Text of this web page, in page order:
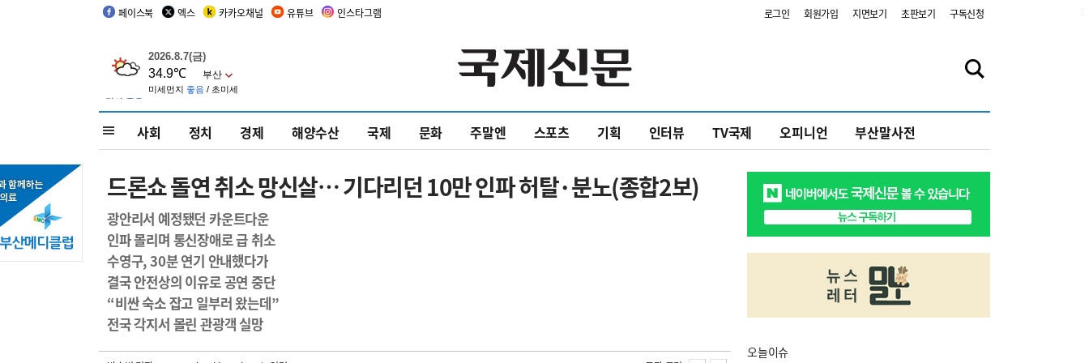
페이스북 엑스 카카오채널 유튜브 인스타그램 로그인 회원가입 지면보기 초판보기 구독신청
사회 정치 경제 해양수산 국제 문화 주말엔 스포츠 기획 인터뷰 TV국제 오피니언 부산말사전
드론쇼 돌연 취소 망신살… 기다리던 10만 인파 허탈·분노(종합2보)
광안리서 예정됐던 카운트다운
인파 몰리며 통신장애로 급 취소
수영구, 30분 연기 안내했다가
결국 안전상의 이유로 공연 중단
“비싼 숙소 잡고 일부러 왔는데”
전국 각지서 몰린 관광객 실망
오늘이슈